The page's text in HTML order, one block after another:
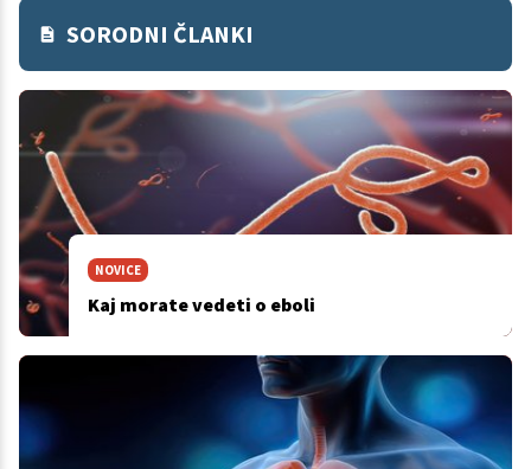
SORODNI ČLANKI
NOVICE
Kaj morate vedeti o eboli